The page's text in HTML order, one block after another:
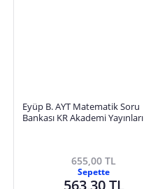
Eyüp B. AYT Matematik Soru
Bankası KR Akademi Yayınları
655,00 TL
Sepette